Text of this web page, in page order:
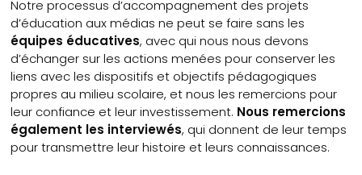
Notre processus d’accompagnement des projets
d’éducation aux médias ne peut se faire sans les
équipes éducatives, avec qui nous nous devons
d’échanger sur les actions menées pour conserver les
liens avec les dispositifs et objectifs pédagogiques
propres au milieu scolaire, et nous les remercions pour
leur confiance et leur investissement. Nous remercions
également les interviewés, qui donnent de leur temps
pour transmettre leur histoire et leurs connaissances.